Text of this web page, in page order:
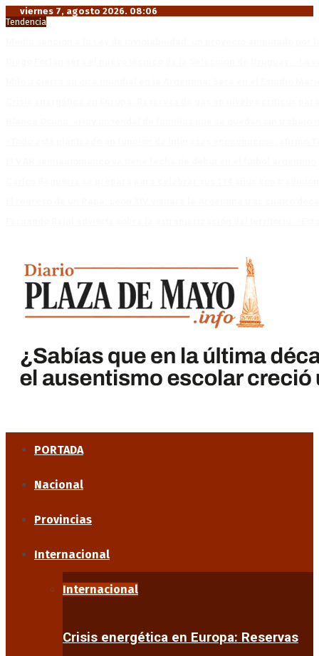
viernes 7, agosto 2026. 08:06
Tendencia
PORTADA
Nacional
Provincias
Internacional
Internacional
Crisis energética en Europa: Reservas